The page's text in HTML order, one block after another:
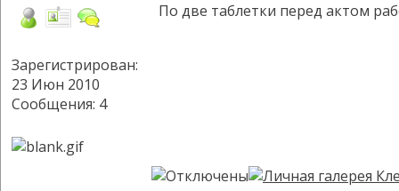
Зарегистрирован:
23 Июн 2010
Сообщения: 4
По две таблетки перед актом